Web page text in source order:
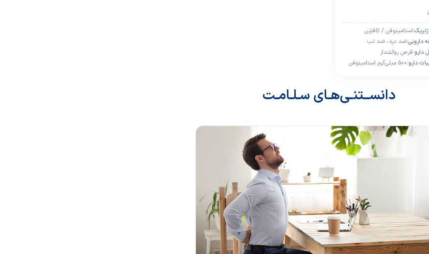
استامینوفن / کافئین
داروﯾﯽ:ضد درد، ضد تب
دارو:قرص روکشدار
دارو:
۵۰۰ میلی‌گرم استامینوفن
دانســتنـی‌هـای سـلـامـت